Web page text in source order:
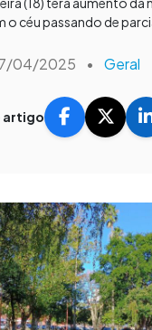
céu passando de
04/2025 • Geral
artigo